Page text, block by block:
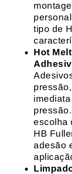
tipo de
Hot
escolha
HB
adesão